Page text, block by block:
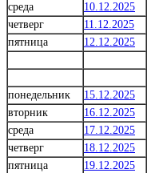
среда
10.12.2025
четверг
11.12.2025
пятница
12.12.2025
понедельник
15.12.2025
вторник
16.12.2025
среда
17.12.2025
четверг
18.12.2025
пятница
19.12.2025